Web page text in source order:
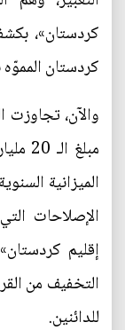
كردستان»،
كردستان
والآن، تجاوزت
الميزانية
الإصلاحات
إقليم
التخفيف من
للدائنين.